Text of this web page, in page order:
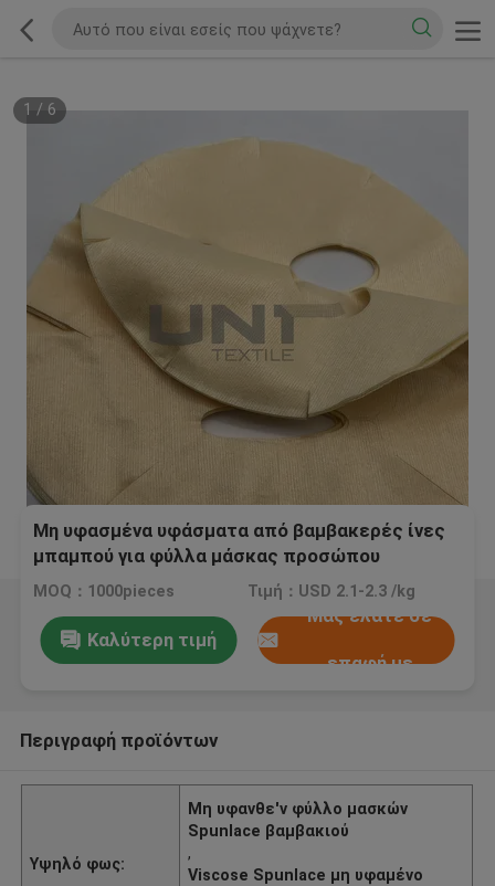
1 / 6
Μη υφασμένα υφάσματα από βαμβακερές ίνες
μπαμπού για φύλλα μάσκας προσώπου
MOQ：1000pieces Τιμή：USD 2.1-2.3 /kg
Καλύτερη τιμή
Μας ελάτε σε
επαφή με
Περιγραφή προϊόντων
Υψηλό φως:
Μη υφανθε'ν φύλλο μασκών
Spunlace βαμβακιού
,
Viscose Spunlace μη υφαμένο